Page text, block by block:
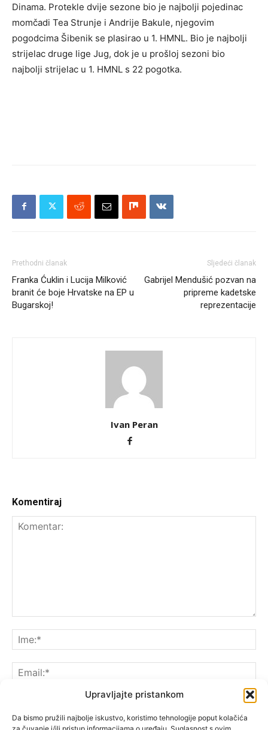
Upravljajte pristankom
Da bismo pružili najbolje iskustvo, koristimo tehnologije poput kolačića
Dinama. Protekle dvije sezone bio je najbolji pojedinac
momčadi Tea Strunje i Andrije Bakule, njegovim
pogodcima Šibenik se plasirao u 1. HMNL. Bio je najbolji
strijelac druge lige Jug, dok je u prošloj sezoni bio
najbolji strijelac u 1. HMNL s 22 pogotka.
Prethodni članak
Franka Ćuklin i Lucija Milković
branit će boje Hrvatske na EP u
Bugarskoj!
Sljedeći članak
Gabrijel Mendušić pozvan na
pripreme kadetske
reprezentacije
Ivan Peran
Komentiraj